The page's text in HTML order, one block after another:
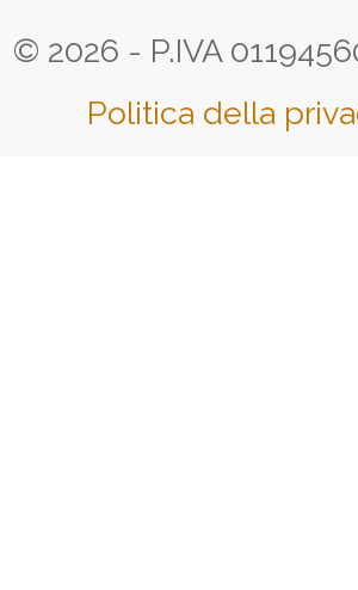
© 2026 - P.IVA
Politica della